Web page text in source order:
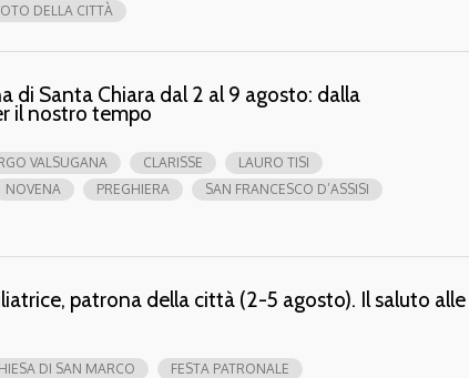
DELLA CITTÀ
di Santa Chiara dal 2 al 9 agosto: dalla
il nostro tempo
VALSUGANA CLARISSE
LAURO TISI
NOVENA PREGHIERA
SAN FRANCESCO D’ASSISI
patrona della città (2-5 agosto). Il saluto alle
DI SAN MARCO
FESTA PATRONALE